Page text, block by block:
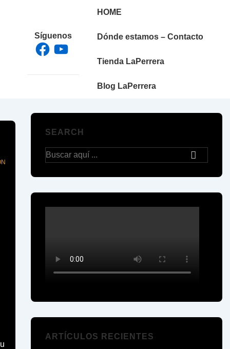
Síguenos
FacebookYouTube
Navegación
HOME
Dónde estamos – Contacto
Tienda LaPerrera
Blog LaPerrera
SEARCH
Buscar
por:
ARTÍCULOS RECIENTES